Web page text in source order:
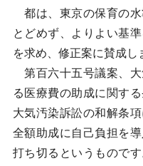
都は、東京の保育の水
とどめず、よりよい基
を求め、修正案に賛成し
第百六十五号議案、大
る医療費の助成に関す
大気汚染訴訟の和解条
全額助成に自己負担を
打ち切るというもので